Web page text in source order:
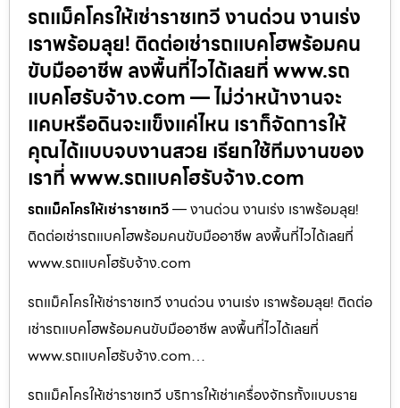
รถแม็คโครให้เช่าราชเทวี งานด่วน งานเร่ง
เราพร้อมลุย! ติดต่อเช่ารถแบคโฮพร้อมคน
ขับมืออาชีพ ลงพื้นที่ไวได้เลยที่ www.รถ
แบคโฮรับจ้าง.com — ไม่ว่าหน้างานจะ
แคบหรือดินจะแข็งแค่ไหน เราก็จัดการให้
คุณได้แบบจบงานสวย เรียกใช้ทีมงานของ
เราที่ www.รถแบคโฮรับจ้าง.com
รถแม็คโครให้เช่าราชเทวี— งานด่วน งานเร่ง เราพร้อมลุย!
ติดต่อเช่ารถแบคโฮพร้อมคนขับมืออาชีพ ลงพื้นที่ไวได้เลยที่
www.รถแบคโฮรับจ้าง.com
รถแม็คโครให้เช่าราชเทวี งานด่วน งานเร่ง เราพร้อมลุย! ติดต่อ
เช่ารถแบคโฮพร้อมคนขับมืออาชีพ ลงพื้นที่ไวได้เลยที่
www.รถแบคโฮรับจ้าง.com…
รถแม็คโครให้เช่าราชเทวี บริการให้เช่าเครื่องจักรทั้งแบบราย